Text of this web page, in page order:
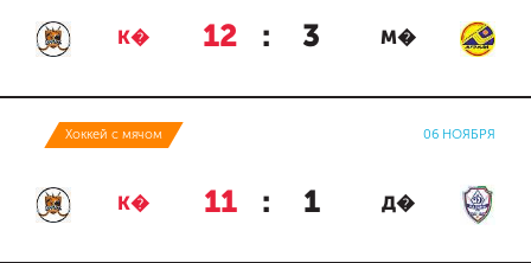
К� 12 : 3 М�
Хоккей с мячом 06 НОЯБРЯ
К� 11 : 1 Д�